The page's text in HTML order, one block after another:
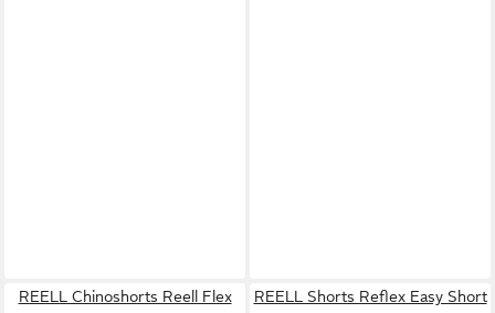
REELL Chinoshorts Reell Flex
REELL Shorts Reflex Easy Short